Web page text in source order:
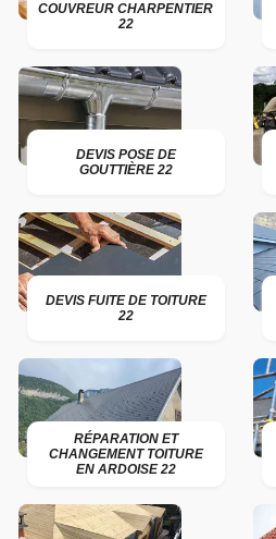
COUVREUR CHARPENTIER
22
DEVIS POSE DE
GOUTTIÈRE 22
DEVIS FUITE DE TOITURE
22
RÉPARATION ET
CHANGEMENT TOITURE
EN ARDOISE 22